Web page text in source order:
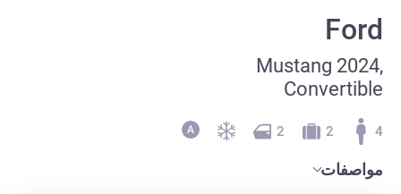
Ford
Mustang 2024,
Convertible
4
2
2
مواصفات